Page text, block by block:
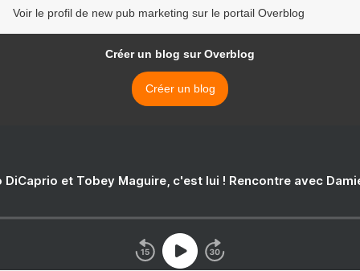
Voir le profil de new pub marketing sur le portail Overblog
Créer un blog sur Overblog
Créer un blog
DiCaprio et Tobey Maguire, c'est lui ! Rencontre avec